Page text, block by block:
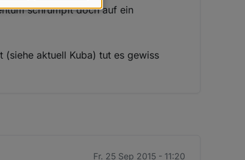
schrumpft doch auf ein
aktuell Kuba) tut es gewiss
Fr. 25 Sep 2015 - 11:20